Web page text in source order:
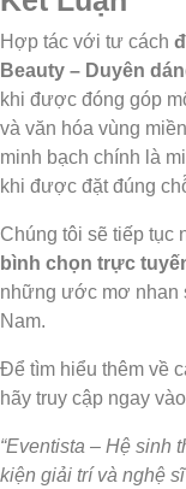
Hợp tác với tư cách
Beauty – Duyên
khi được đóng góp
và văn hóa vùng
minh bạch chính là
khi được đặt đúng
Chúng tôi sẽ tiếp tục
bình chọn trực
những ước mơ nhan
Nam.
Để tìm hiểu thêm về
hãy truy cập ngay vào
“Eventista – Hệ sinh
kiện giải trí và nghệ